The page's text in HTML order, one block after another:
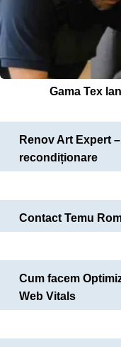
Gama Tex
Renov Art Expert
recondiționare
Contact Temu
Cum facem
Web Vitals